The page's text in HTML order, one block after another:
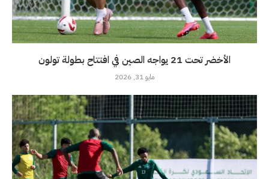
الأخضر تحت 21 يواجه الصين في افتتاح بطولة تولون
مايو 31, 2026